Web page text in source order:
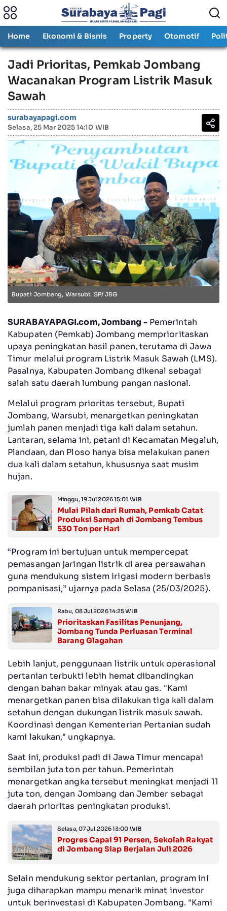
Home Ekonomi & Bisnis Property Otomotif
Jadi Prioritas, Pemkab Jombang
Wacanakan Program Listrik Masuk
Sawah
surabayapagi.com
Selasa, 25 Mar 2025 14:10 WIB
Bupati Jombang, Warsubi. SP/ JBG
SURABAYAPAGI.com, Jombang -Pemerintah
Kabupaten (Pemkab) Jombang memprioritaskan
upaya peningkatan hasil panen, terutama di Jawa
Timur melalui program Listrik Masuk Sawah (LMS).
Pasalnya, Kabupaten Jombang dikenal sebagai
salah satu daerah lumbung pangan nasional.
Melalui program prioritas tersebut, Bupati
Jombang, Warsubi, menargetkan peningkatan
jumlah panen menjadi tiga kali dalam setahun.
Lantaran, selama ini, petani di Kecamatan Megaluh,
Plandaan, dan Ploso hanya bisa melakukan panen
dua kali dalam setahun, khususnya saat musim
hujan.
Minggu, 19 Jul 2026 15:01 WIB
Mulai Pilah dari Rumah, Pemkab Catat
Produksi Sampah di Jombang Tembus
530 Ton per Hari
“Program ini bertujuan untuk mempercepat
pemasangan jaringan listrik di area persawahan
guna mendukung sistem irigasi modern berbasis
pompanisasi,” ujarnya pada Selasa (25/03/2025).
Rabu, 08 Jul 2026 14:25 WIB
Prioritaskan Fasilitas Penunjang,
Jombang Tunda Perluasan Terminal
Barang Glagahan
Lebih lanjut, penggunaan listrik untuk operasional
pertanian terbukti lebih hemat dibandingkan
dengan bahan bakar minyak atau gas. "Kami
menargetkan panen bisa dilakukan tiga kali dalam
setahun dengan dukungan listrik masuk sawah.
Koordinasi dengan Kementerian Pertanian sudah
kami lakukan," ungkapnya.
Saat ini, produksi padi di Jawa Timur mencapai
sembilan juta ton per tahun. Pemerintah
menargetkan angka tersebut meningkat menjadi 11
juta ton, dengan Jombang dan Jember sebagai
daerah prioritas peningkatan produksi.
Selasa, 07 Jul 2026 13:00 WIB
Progres Capai 91 Persen, Sekolah Rakyat
di Jombang Siap Berjalan Juli 2026
Selain mendukung sektor pertanian, program ini
juga diharapkan mampu menarik minat investor
untuk berinvestasi di Kabupaten Jombang. "Kami